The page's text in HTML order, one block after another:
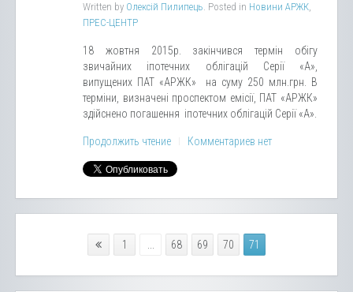
Written by Олексій Пилипець. Posted in Новини АРЖК,
ПРЕС-ЦЕНТР
18 жовтня 2015р. закінчився термін обігу
звичайних іпотечних облігацій Серії «А»,
випущених ПАТ «АРЖК» на суму 250 млн.грн. В
терміни, визначені проспектом емісії, ПАТ «АРЖК»
здійснено погашення іпотечних облігацій Серії «А».
Продолжить чтение Комментариев нет
1 68 69 70 71